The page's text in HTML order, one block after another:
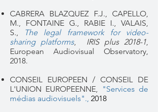
CABRERA BLAZQUEZ F.J., CAPELLO,
M., FONTAINE G., RABIE I., VALAIS,
S.,
The legal framework for video-
sharing platforms, IRIS plus 2018-1,
European Audiovisual Observatory,
2018.
CONSEIL EUROPEEN / CONSEIL DE
L'UNION EUROPEENNE,
"Services de
médias audiovisuels"., 2018